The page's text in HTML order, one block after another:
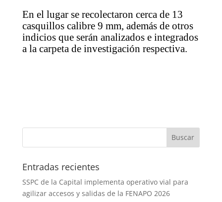
En el lugar se recolectaron cerca de 13
casquillos calibre 9 mm, además de otros
indicios que serán analizados e integrados
a la carpeta de investigación respectiva.
Entradas recientes
SSPC de la Capital implementa operativo vial para
agilizar accesos y salidas de la FENAPO 2026